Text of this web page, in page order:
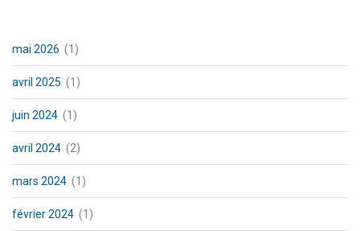
mai 2026 (1)
avril 2025 (1)
juin 2024 (1)
avril 2024 (2)
mars 2024 (1)
février 2024 (1)